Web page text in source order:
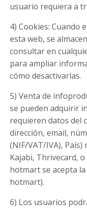
usuario requiera a
4) Cookies: Cuando
esta web, se
consultar en
para ampliar
cómo desactivarlas.
5) Venta de
se pueden adquirir
requieren datos del
dirección, email,
(NIF/VAT/IVA),
Kajabi, Thrivecard,
hotmart se acepta
hotmart).
6) Los usuarios